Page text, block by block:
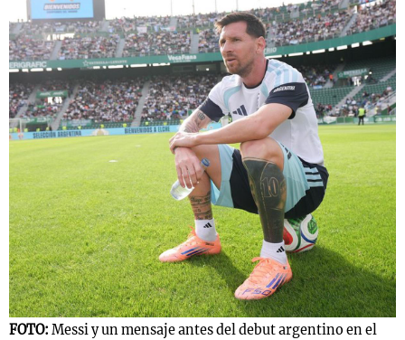
FOTO: Messi y un mensaje antes del debut argentino en el